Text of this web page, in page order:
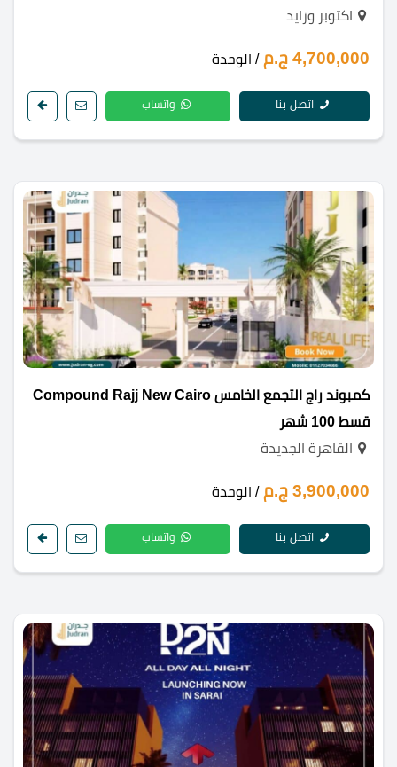
اكتوبر وزايد
4,700,000 ج.م / الوحدة
اتصل بنا واتساب
كمبوند راج التجمع الخامس Compound Rajj New Cairo
قسط 100 شهر
القاهرة الجديدة
3,900,000 ج.م / الوحدة
اتصل بنا واتساب